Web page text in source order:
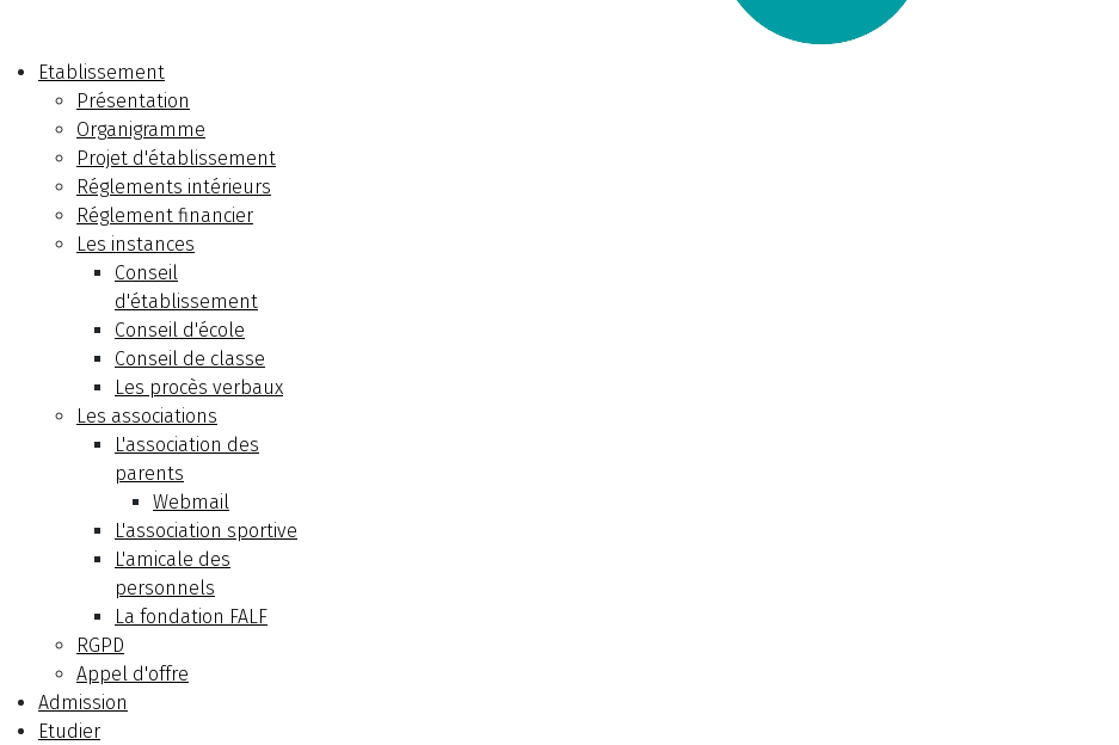
Etablissement
Présentation
Organigramme
Projet d'établissement
Réglements intérieurs
Réglement financier
Les instances
Conseil
d'établissement
Conseil d'école
Conseil de classe
Les procès verbaux
Les associations
L'association des
parents
Webmail
L'association sportive
L'amicale des
personnels
La fondation FALF
RGPD
Appel d'offre
Admission
Etudier